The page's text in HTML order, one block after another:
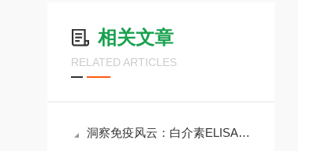
相关文章
RELATED ARTICLES
洞察免疫风云：白介素ELISA试剂盒在科研与临床中的核心价值